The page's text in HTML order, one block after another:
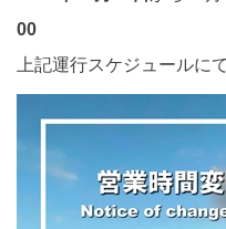
00
上記運行スケジュールに